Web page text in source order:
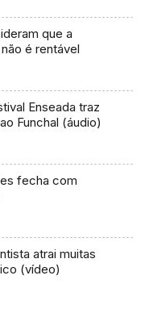
que a
é rentável
Enseada traz
Funchal (áudio)
fecha com
atrai muitas
(vídeo)